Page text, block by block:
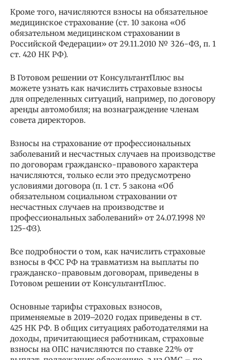
Кроме того, начисляются взносы на обязательное
медицинское страхование (ст. 10 закона «Об
обязательном медицинском страховании в
Российской Федерации» от 29.11.2010 № 326-ФЗ, п. 1
ст. 420 НК РФ).
В Готовом решении от КонсультантПлюс вы
можете узнать как начислить страховые взносы
для определенных ситуаций, например, по договору
аренды автомобиля; на вознаграждение членам
совета директоров.
Взносы на страхование от профессиональных
заболеваний и несчастных случаев на производстве
по договорам гражданско-правового характера
начисляются, только если это предусмотрено
условиями договора (п. 1 ст. 5 закона «Об
обязательном социальном страховании от
несчастных случаев на производстве и
профессиональных заболеваний» от 24.07.1998 №
125-ФЗ).
Все подробности о том, как начислить страховые
взносы в ФСС РФ на травматизм на выплаты по
гражданско-правовым договорам, приведены в
Готовом решении от КонсультантПлюс.
Основные тарифы страховых взносов,
применяемые в 2019–2020 годах приведены в ст.
425 НК РФ. В общих ситуациях работодателями на
доходы, причитающиеся работникам, страховые
взносы на ОПС начисляются по ставке 22% от